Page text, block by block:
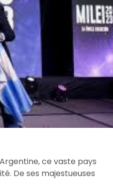
ce vaste pays
De ses majestueuses